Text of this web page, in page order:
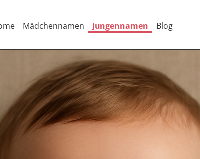
Mädchennamen Jungennamen Blog